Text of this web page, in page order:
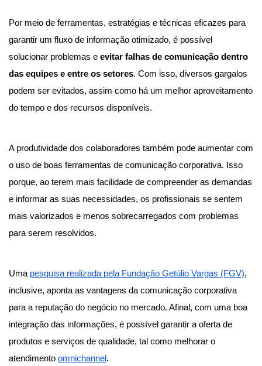
Por meio de ferramentas, estratégias e técnicas eficazes para
garantir um fluxo de informação otimizado, é possível
solucionar problemas e evitar falhas de comunicação dentro
das equipes e entre os setores. Com isso, diversos gargalos
podem ser evitados, assim como há um melhor aproveitamento
do tempo e dos recursos disponíveis.
A produtividade dos colaboradores também pode aumentar com
o uso de boas ferramentas de comunicação corporativa. Isso
porque, ao terem mais facilidade de compreender as demandas
e informar as suas necessidades, os profissionais se sentem
mais valorizados e menos sobrecarregados com problemas
para serem resolvidos.
Uma pesquisa realizada pela Fundação Getúlio Vargas (FGV),
inclusive, aponta as vantagens da comunicação corporativa
para a reputação do negócio no mercado. Afinal, com uma boa
integração das informações, é possível garantir a oferta de
produtos e serviços de qualidade, tal como melhorar o
atendimento omnichannel .